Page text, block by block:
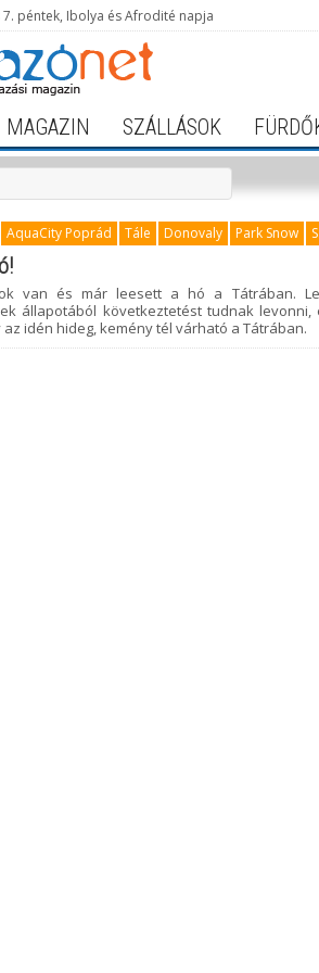
7. péntek, Ibolya és Afrodité napja
MAGAZIN SZÁLLÁSOK
AquaCity Poprád Tále Donovaly Park Snow
van és már leesett a hó a Tátrában.
állapotából következtetést tudnak
idén hideg, kemény tél várható a Tátrában.